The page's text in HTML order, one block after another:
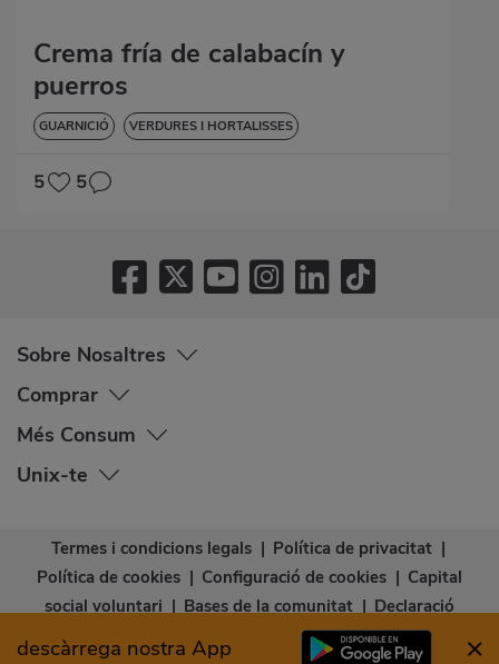
Crema fría de calabacín y
puerros
GUARNICIÓ VERDURES I HORTALISSES
5 5
Sobre Nosaltres
Comprar
Més Consum
Unix-te
descàrrega nostra App
Termes i condicions legals | Política de privacitat |
Política de cookies | Configuració de cookies | Capital
social voluntari | Bases de la comunitat | Declaració
d’accessibilitat